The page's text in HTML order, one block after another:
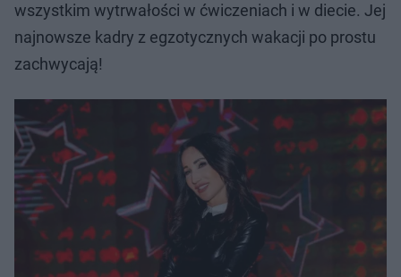
wszystkim wytrwałości w ćwiczeniach i w diecie. Jej
najnowsze kadry z egzotycznych wakacji po prostu
zachwycają!